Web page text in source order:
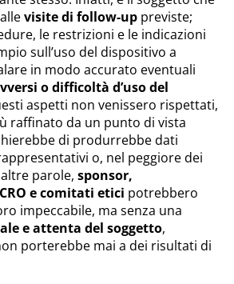
visite di follow-up previste;
le restrizioni e le indicazioni
sull’uso del dispositivo a
in modo accurato eventuali
o difficoltà d’uso del
aspetti non venissero rispettati,
raffinato da un punto di vista
di produrrebbe dati
o, nel peggiore dei
parole, sponsor,
e comitati etici potrebbero
impeccabile, ma senza una
e attenta del soggetto,
porterebbe mai a dei risultati di